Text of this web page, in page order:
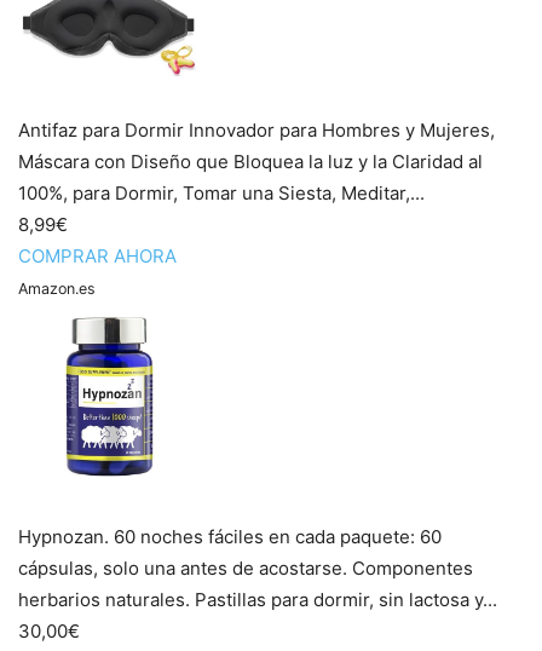
Antifaz para Dormir Innovador para Hombres y Mujeres,
Máscara con Diseño que Bloquea la luz y la Claridad al
100%, para Dormir, Tomar una Siesta, Meditar,...
8,99€
COMPRAR AHORA
Amazon.es
Hypnozan. 60 noches fáciles en cada paquete: 60
cápsulas, solo una antes de acostarse. Componentes
herbarios naturales. Pastillas para dormir, sin lactosa y...
30,00€